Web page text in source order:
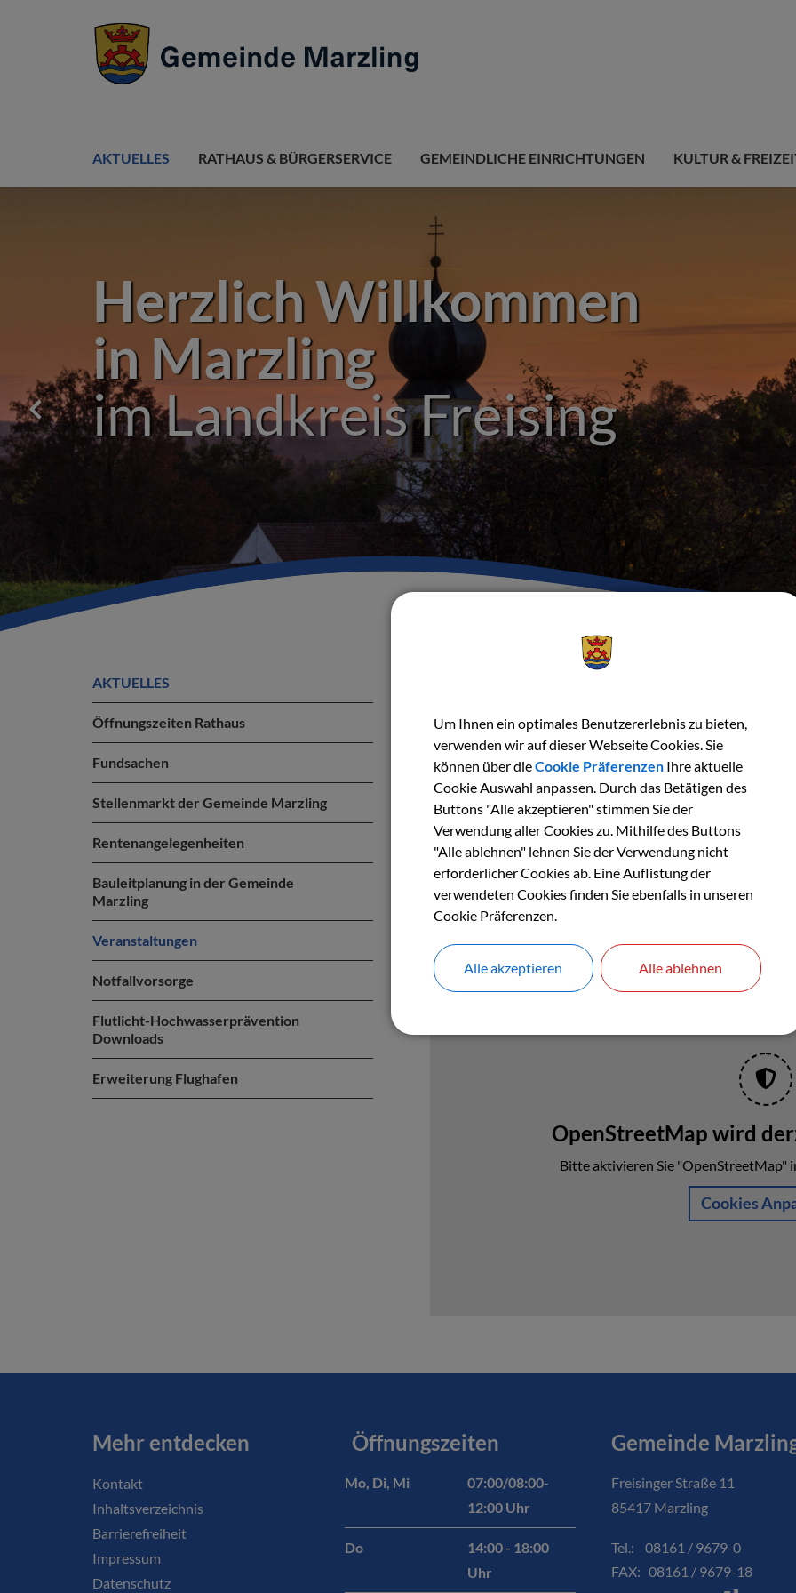
AKTUELLES RATHAUS & BÜRGERSERVICE GEMEINDLICHE EINRICHTUNGEN KULTUR &
Herzlich Willkommen
in Marzling
im Landkreis Freising
AKTUELLES
Öffnungszeiten Rathaus
Fundsachen
Stellenmarkt der Gemeinde Marzling
Rentenangelegenheiten
Bauleitplanung in der Gemeinde
Marzling
Veranstaltungen
Notfallvorsorge
Flutlicht-Hochwasserprävention
Downloads
Erweiterung Flughafen
ZURÜCK
Gemeinderatssitzung
Donnerstag, 20.11.2025, 19:30 Uhr
OpenStreetMap wird
Bitte aktivieren Sie "OpenStreetMap"
Cookies
Mehr entdecken
Kontakt
Inhaltsverzeichnis
Barrierefreiheit
Impressum
Datenschutz
Öffnungszeiten
Mo, Di, Mi
07:00/08:00-
12:00 Uhr
Do
14:00 - 18:00
Uhr
Gemeinde
Freisinger Straße 11
85417 Marzling
Tel.: 08161 / 9679-0
FAX: 08161 / 9679-18
Um Ihnen ein optimales Benutzererlebnis zu bieten,
verwenden wir auf dieser Webseite Cookies. Sie
können über dieCookie PräferenzenIhre aktuelle
Cookie Auswahl anpassen. Durch das Betätigen des
Buttons "Alle akzeptieren" stimmen Sie der
Verwendung aller Cookies zu. Mithilfe des Buttons
"Alle ablehnen" lehnen Sie der Verwendung nicht
erforderlicher Cookies ab. Eine Auflistung der
verwendeten Cookies finden Sie ebenfalls in unseren
Cookie Präferenzen.
Alle akzeptieren Alle ablehnen